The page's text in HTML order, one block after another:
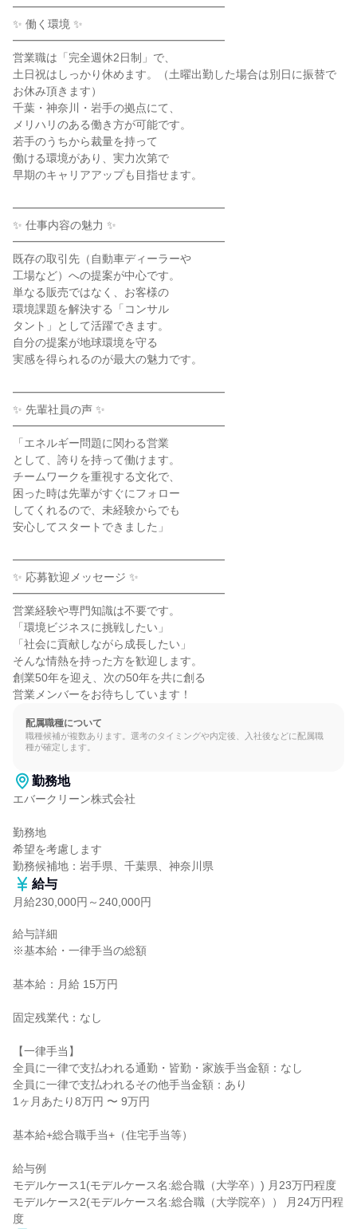
━━━━━━━━━━━━━━━━━━━
✨ 働く環境 ✨
━━━━━━━━━━━━━━━━━━━
営業職は「完全週休2日制」で、
土日祝はしっかり休めます。（土曜出勤した場合は別日に振替で
お休み頂きます）
千葉・神奈川・岩手の拠点にて、
メリハリのある働き方が可能です。
若手のうちから裁量を持って
働ける環境があり、実力次第で
早期のキャリアアップも目指せます。
━━━━━━━━━━━━━━━━━━━
✨ 仕事内容の魅力 ✨
━━━━━━━━━━━━━━━━━━━
既存の取引先（自動車ディーラーや
工場など）への提案が中心です。
単なる販売ではなく、お客様の
環境課題を解決する「コンサル
タント」として活躍できます。
自分の提案が地球環境を守る
実感を得られるのが最大の魅力です。
━━━━━━━━━━━━━━━━━━━
✨ 先輩社員の声 ✨
━━━━━━━━━━━━━━━━━━━
「エネルギー問題に関わる営業
として、誇りを持って働けます。
チームワークを重視する文化で、
困った時は先輩がすぐにフォロー
してくれるので、未経験からでも
安心してスタートできました」
━━━━━━━━━━━━━━━━━━━
✨ 応募歓迎メッセージ ✨
━━━━━━━━━━━━━━━━━━━
営業経験や専門知識は不要です。
「環境ビジネスに挑戦したい」
「社会に貢献しながら成長したい」
そんな情熱を持った方を歓迎します。
創業50年を迎え、次の50年を共に創る
営業メンバーをお待ちしています！
配属職種について
職種候補が複数あります。選考のタイミングや内定後、入社後などに配属職
種が確定します。
勤務地
エバークリーン株式会社
勤務地
希望を考慮します
勤務候補地：岩手県、千葉県、神奈川県
給与
月給230,000円～240,000円
給与詳細
※基本給・一律手当の総額
基本給：月給 15万円
固定残業代：なし
【一律手当】
全員に一律で支払われる通勤・皆勤・家族手当金額：なし
全員に一律で支払われるその他手当金額：あり
1ヶ月あたり8万円 〜 9万円
基本給+総合職手当+（住宅手当等）
給与例
モデルケース1(モデルケース名:総合職（大学卒）) 月23万円程度
モデルケース2(モデルケース名:総合職（大学院卒）） 月24万円程
度